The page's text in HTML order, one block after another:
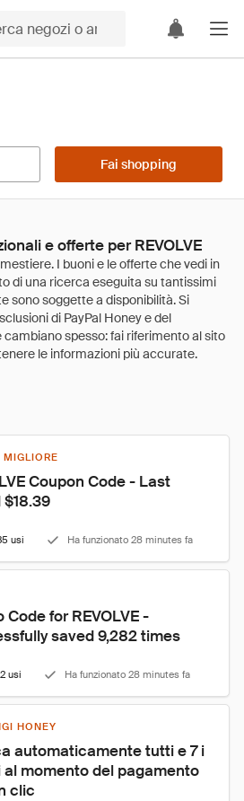
Fai shopping
e offerte per REVOLVE
Coupon Code - Last
usi Ha funzionato 28 minutes fa
Code for REVOLVE -
saved 9,282 times
usi Ha funzionato 28 minutes fa
HONEY
automaticamente tutti e 7 i
momento del pagamento
clic